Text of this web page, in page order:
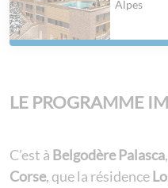
Alpes
LE PROGRAMME
C’est à Belgodère Palasca
Corse, que la résidence